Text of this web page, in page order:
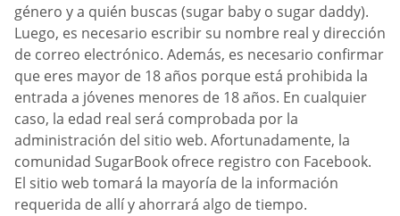
género y a quién buscas (sugar baby o sugar daddy).
Luego, es necesario escribir su nombre real y dirección
de correo electrónico. Además, es necesario confirmar
que eres mayor de 18 años porque está prohibida la
entrada a jóvenes menores de 18 años. En cualquier
caso, la edad real será comprobada por la
administración del sitio web. Afortunadamente, la
comunidad SugarBook ofrece registro con Facebook.
El sitio web tomará la mayoría de la información
requerida de allí y ahorrará algo de tiempo.